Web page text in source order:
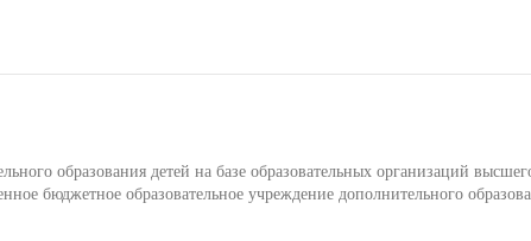
образования детей на базе образовательных организаций
бюджетное образовательное учреждение дополнительного